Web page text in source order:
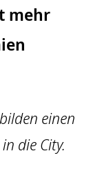
mehr
einen
die City.